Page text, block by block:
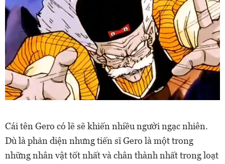
Cái tên Gero có lẽ sẽ khiến nhiều người ngạc nhiên.
Dù là phản diện nhưng tiến sĩ Gero là một trong
những nhân vật tốt nhất và chân thành nhất trong loạt